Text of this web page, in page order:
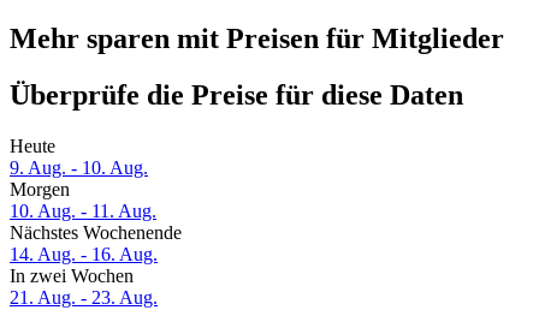
Mehr sparen mit Preisen für Mitglieder
Überprüfe die Preise für diese Daten
Heute
9. Aug. - 10. Aug.
Morgen
10. Aug. - 11. Aug.
Nächstes Wochenende
14. Aug. - 16. Aug.
In zwei Wochen
21. Aug. - 23. Aug.